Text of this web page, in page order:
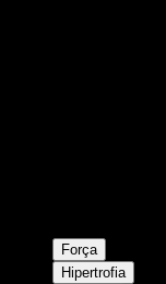
Força
Hipertrofia